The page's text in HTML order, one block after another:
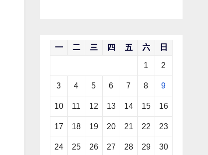
一 二 三 四 五 六 日
1 2
3 4 5 6 7 8 9
10 11 12 13 14 15 16
17 18 19 20 21 22 23
24 25 26 27 28 29 30